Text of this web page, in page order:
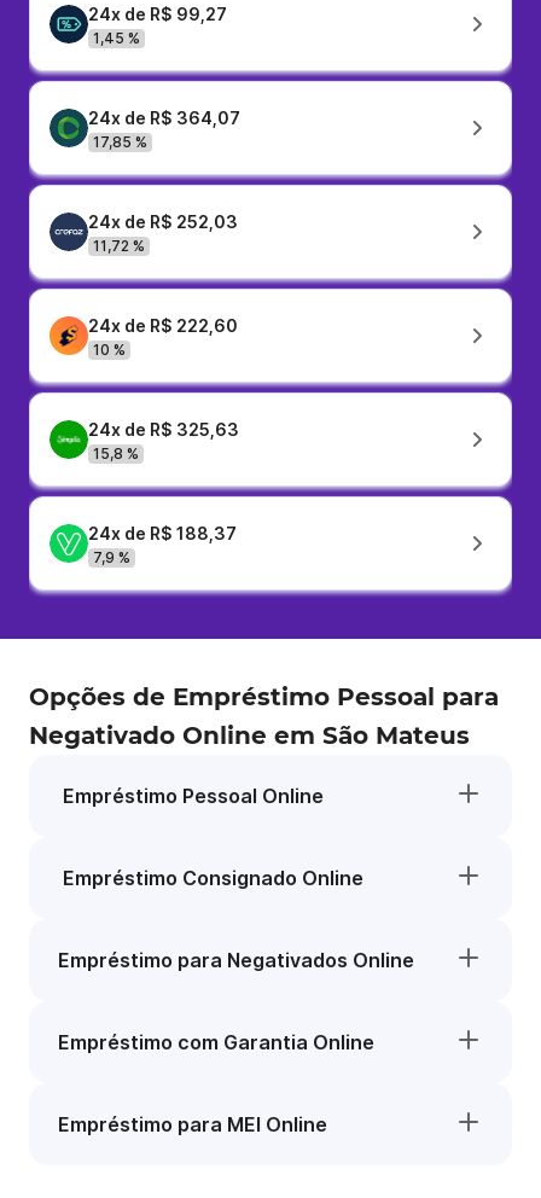
24x de R$ 99,27
1,45 %
24x de R$ 364,07
17,85 %
24x de R$ 252,03
11,72 %
24x de R$ 222,60
10 %
24x de R$ 325,63
15,8 %
24x de R$ 188,37
7,9 %
Opções de Empréstimo Pessoal para
Negativado Online em São Mateus
Empréstimo Pessoal Online
Empréstimo Consignado Online
Empréstimo para Negativados Online
Empréstimo com Garantia Online
Empréstimo para MEI Online